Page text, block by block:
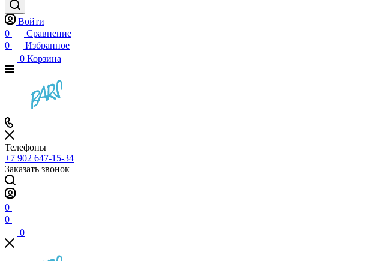
Войти
0
Сравнение
0
Избранное
0 Корзина
Телефоны
+7 902 647-15-34
Заказать звонок
0
0
0